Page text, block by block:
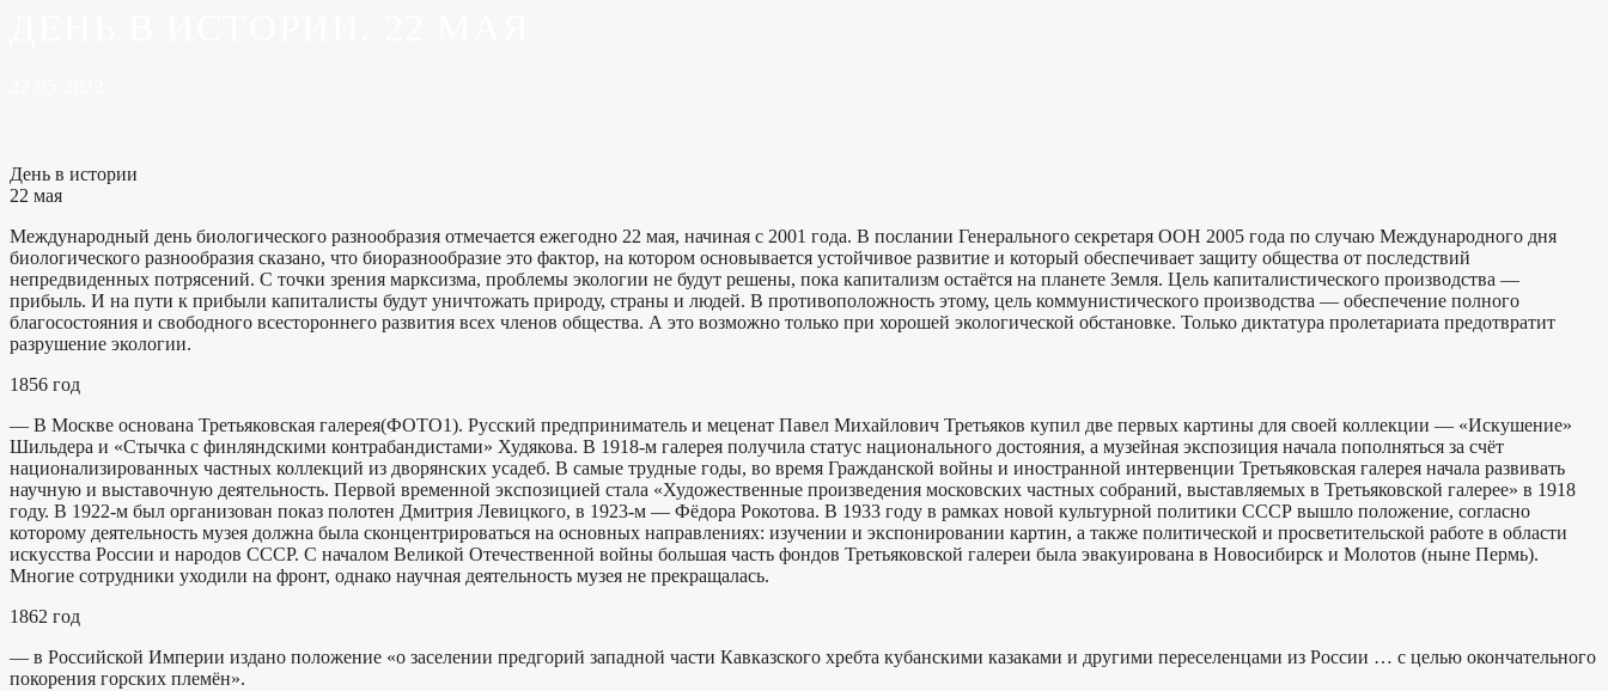
День в истории
22 мая
Международный день биологического разнообразия отмечается ежегодно 22 мая, начиная с 2001 года. В послании Генерального секретаря ООН 2005 года по случаю Международного дня
биологического разнообразия сказано, что биоразнообразие это фактор, на котором основывается устойчивое развитие и который обеспечивает защиту общества от последствий
непредвиденных потрясений. С точки зрения марксизма, проблемы экологии не будут решены, пока капитализм остаётся на планете Земля. Цель капиталистического производства —
прибыль. И на пути к прибыли капиталисты будут уничтожать природу, страны и людей. В противоположность этому, цель коммунистического производства — обеспечение полного
благосостояния и свободного всестороннего развития всех членов общества. А это возможно только при хорошей экологической обстановке. Только диктатура пролетариата предотвратит
разрушение экологии.
1856 год
— В Москве основана Третьяковская галерея(ФОТО1). Русский предприниматель и меценат Павел Михайлович Третьяков купил две первых картины для своей коллекции — «Искушение»
Шильдера и «Стычка с финляндскими контрабандистами» Худякова. В 1918-м галерея получила статус национального достояния, а музейная экспозиция начала пополняться за счёт
национализированных частных коллекций из дворянских усадеб. В самые трудные годы, во время Гражданской войны и иностранной интервенции Третьяковская галерея начала развивать
научную и выставочную деятельность. Первой временной экспозицией стала «Художественные произведения московских частных собраний, выставляемых в Третьяковской галерее» в 1918
году. В 1922-м был организован показ полотен Дмитрия Левицкого, в 1923-м — Фёдора Рокотова. В 1933 году в рамках новой культурной политики СССР вышло положение, согласно
которому деятельность музея должна была сконцентрироваться на основных направлениях: изучении и экспонировании картин, а также политической и просветительской работе в области
искусства России и народов СССР. С началом Великой Отечественной войны большая часть фондов Третьяковской галереи была эвакуирована в Новосибирск и Молотов (ныне Пермь).
Многие сотрудники уходили на фронт, однако научная деятельность музея не прекращалась.
1862 год
— в Российской Империи издано положение «о заселении предгорий западной части Кавказского хребта кубанскими казаками и другими переселенцами из России … с целью окончательного
покорения горских племён».